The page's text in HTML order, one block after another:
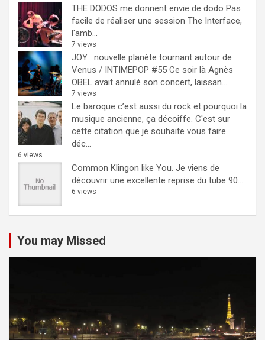
THE DODOS me donnent envie de dodo Pas
facile de réaliser une session The Interface,
l'amb...
7 views
JOY : nouvelle planète tournant autour de
Venus / INTIMEPOP #55 Ce soir là Agnès
OBEL avait annulé son concert, laissan...
7 views
Le baroque c’est aussi du rock et pourquoi la
musique ancienne, ça décoiffe. C'est sur
cette citation que je souhaite vous faire
déc...
6 views
Common Klingon like You. Je viens de
découvrir une excellente reprise du tube 90...
6 views
You may Missed